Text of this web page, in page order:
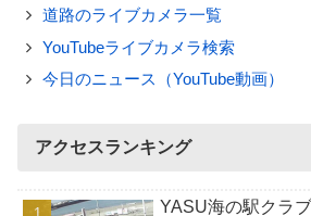
道路のライブカメラ一覧
YouTubeライブカメラ検索
今日のニュース（YouTube動画）
アクセスランキング
YASU海の駅クラ